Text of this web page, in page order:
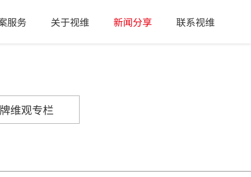
服务 关于视维 新闻分享 联系视维
维观专栏